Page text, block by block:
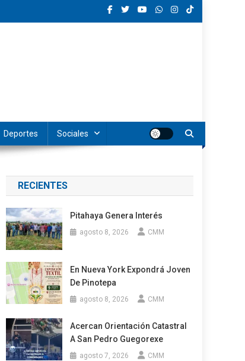
Deportes Sociales
RECIENTES
Pitahaya Genera Interés
agosto 8, 2026 CMM
En Nueva York Expondrá Joven
De Pinotepa
agosto 8, 2026 CMM
Acercan Orientación Catastral
A San Pedro Guegorexe
agosto 7, 2026 CMM